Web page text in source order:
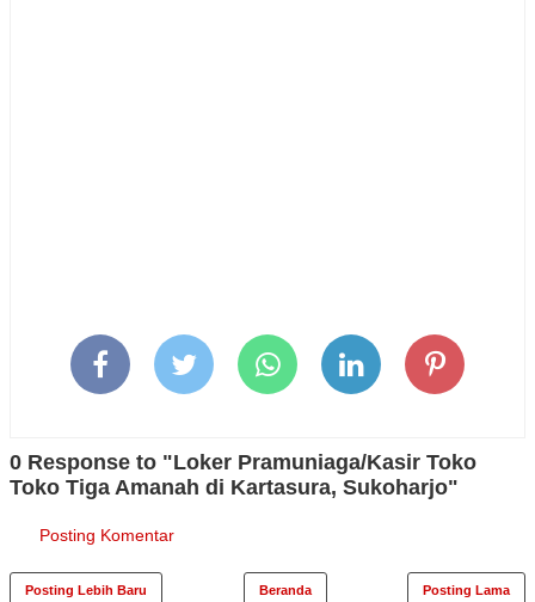
0 Response to "Loker Pramuniaga/Kasir Toko
Toko Tiga Amanah di Kartasura, Sukoharjo"
Posting Komentar
Posting Lebih Baru Posting Lama
Beranda